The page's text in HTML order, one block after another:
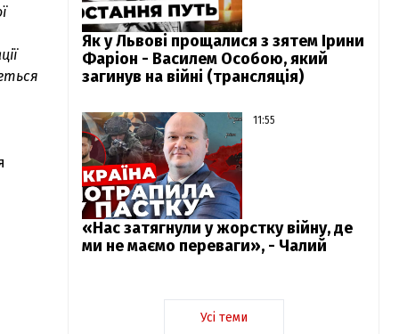
Як у Львові прощалися з зятем Ірини
Фаріон - Василем Особою, який
загинув на війні (трансляція)
11:55
«Нас затягнули у жорстку війну, де
ми не маємо переваги», - Чалий
Усі теми